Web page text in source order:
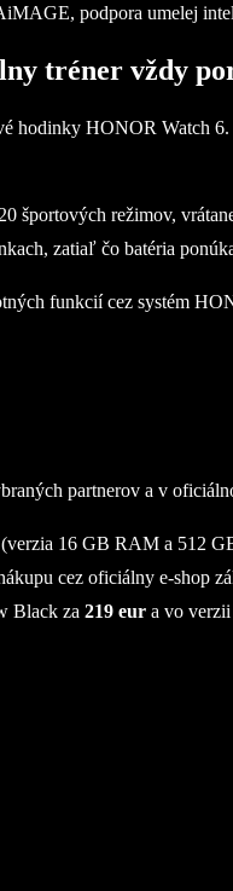
podpora umelej
tréner vždy
hodinky HONOR Watch
športových režimov,
zatiaľ čo batéria
funkcií cez systém
partnerov a v
16 GB RAM a 512
cez oficiálny e-shop
Black za 219 eur a vo